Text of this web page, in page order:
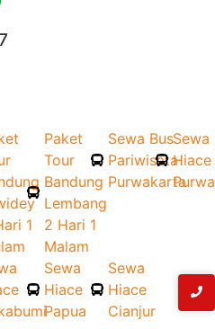
1
Paket
Tour
Bandung
Lembang
2 Hari 1
Malam
Sewa Bus
Pariwisata
Purwakarta
Sewa
Hiace
Sewa
Hiace
Papua
Sewa
Hiace
Cianjur